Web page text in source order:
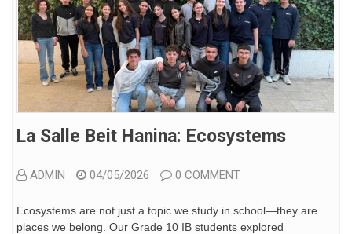
La Salle Beit Hanina: Ecosystems
ADMIN 04/05/2026 0 COMMENT
Ecosystems are not just a topic we study in school—they are
places we belong. Our Grade 10 IB students explored